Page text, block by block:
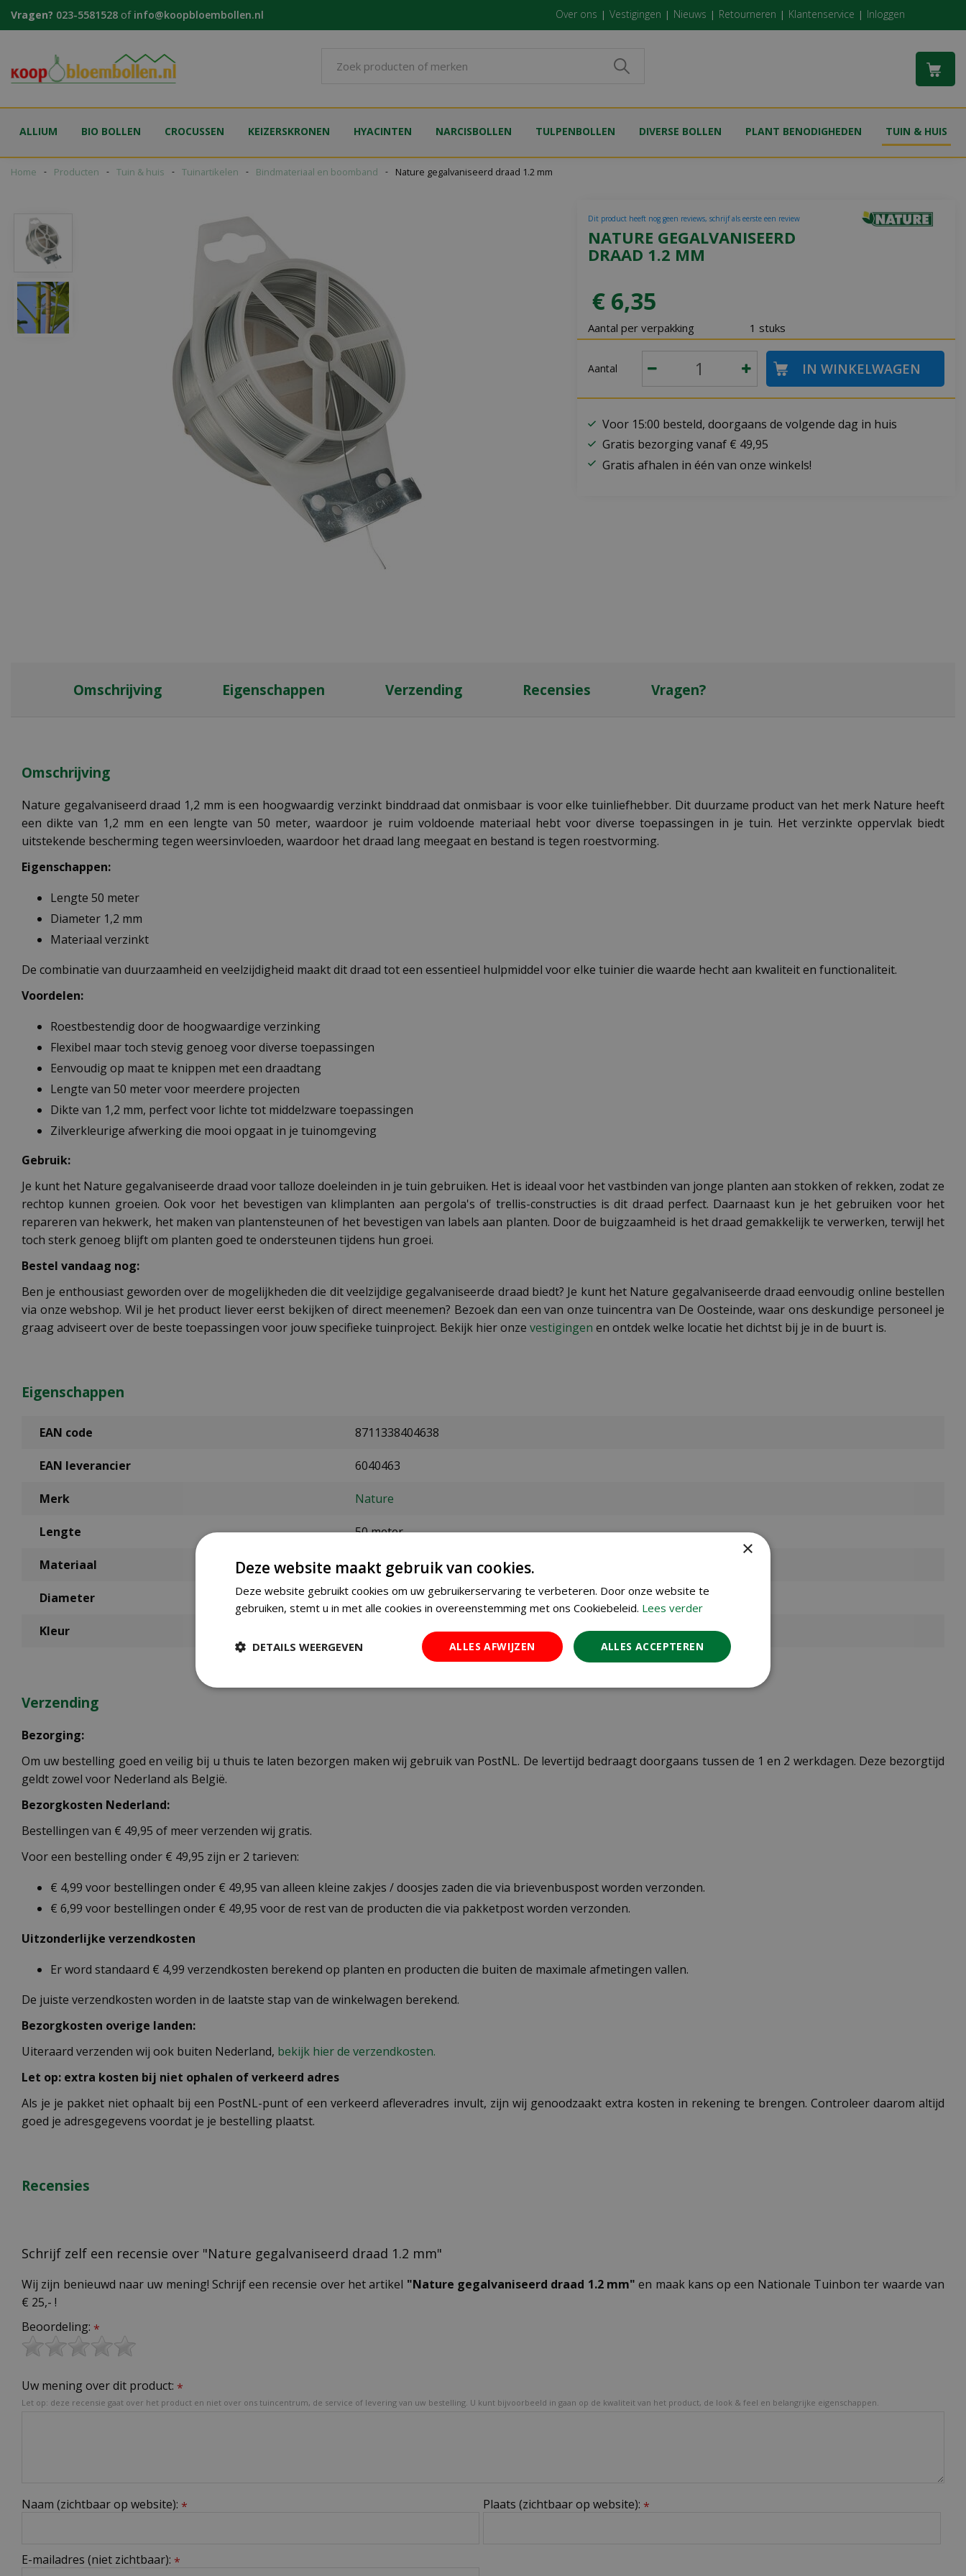
naar
Home Producten Tuin & huis Tuinartikelen Bindmateriaal en boomband Nature gegalvaniseerd draad 1.2 mm
Vragen? 023-5581528 of info@koopbloembollen.nl Over ons Vestigingen Nieuws Retourneren Klantenservice Inloggen
ALLIUM BIO BOLLEN CROCUSSEN KEIZERSKRONEN HYACINTEN NARCISBOLLEN TULPENBOLLEN DIVERSE BOLLEN PLANT BENODIGHEDEN TUIN & HUIS
NATURE GEGALVANISEERD
DRAAD 1.2 MM
Dit product heeft nog geen reviews, schrijf als eerste een review
€ 6,35
Aantal per verpakking 1 stuks
Aantal
Voor 15:00 besteld, doorgaans de volgende dag in huis
Gratis bezorging vanaf € 49,95
Gratis afhalen in één van onze winkels!
Omschrijving Eigenschappen Verzending Recensies Vragen?
Omschrijving
Nature gegalvaniseerd draad 1,2 mm is een hoogwaardig verzinkt binddraad dat onmisbaar is voor elke tuinliefhebber. Dit duurzame product van het merk Nature heeft
een dikte van 1,2 mm en een lengte van 50 meter, waardoor je ruim voldoende materiaal hebt voor diverse toepassingen in je tuin. Het verzinkte oppervlak biedt
uitstekende bescherming tegen weersinvloeden, waardoor het draad lang meegaat en bestand is tegen roestvorming.
Eigenschappen:
Lengte 50 meter
Diameter 1,2 mm
Materiaal verzinkt
De combinatie van duurzaamheid en veelzijdigheid maakt dit draad tot een essentieel hulpmiddel voor elke tuinier die waarde hecht aan kwaliteit en functionaliteit.
Voordelen:
Roestbestendig door de hoogwaardige verzinking
Flexibel maar toch stevig genoeg voor diverse toepassingen
Eenvoudig op maat te knippen met een draadtang
Lengte van 50 meter voor meerdere projecten
Dikte van 1,2 mm, perfect voor lichte tot middelzware toepassingen
Zilverkleurige afwerking die mooi opgaat in je tuinomgeving
Gebruik:
Je kunt het Nature gegalvaniseerde draad voor talloze doeleinden in je tuin gebruiken. Het is ideaal voor het vastbinden van jonge planten aan stokken of rekken, zodat ze
rechtop kunnen groeien. Ook voor het bevestigen van klimplanten aan pergola's of trellis-constructies is dit draad perfect. Daarnaast kun je het gebruiken voor het
repareren van hekwerk, het maken van plantensteunen of het bevestigen van labels aan planten. Door de buigzaamheid is het draad gemakkelijk te verwerken, terwijl het
toch sterk genoeg blijft om planten goed te ondersteunen tijdens hun groei.
Bestel vandaag nog:
Ben je enthousiast geworden over de mogelijkheden die dit veelzijdige gegalvaniseerde draad biedt? Je kunt het Nature gegalvaniseerde draad eenvoudig online bestellen
via onze webshop. Wil je het product liever eerst bekijken of direct meenemen? Bezoek dan een van onze tuincentra van De Oosteinde, waar ons deskundige personeel je
graag adviseert over de beste toepassingen voor jouw specifieke tuinproject. Bekijk hier onze vestigingen en ontdek welke locatie het dichtst bij je in de buurt is.
Eigenschappen
EAN code 8711338404638
EAN leverancier 6040463
Merk Nature
Lengte 50 meter
Materiaal verzinkt metaal
Diameter 1,2 mm
Kleur
Verzending
Bezorging:
Om uw bestelling goed en veilig bij u thuis te laten bezorgen maken wij gebruik van PostNL. De levertijd bedraagt doorgaans tussen de 1 en 2 werkdagen. Deze bezorgtijd
geldt zowel voor Nederland als België.
Bezorgkosten Nederland:
Bestellingen van € 49,95 of meer verzenden wij gratis.
Voor een bestelling onder € 49,95 zijn er 2 tarieven:
€ 4,99 voor bestellingen onder € 49,95 van alleen kleine zakjes / doosjes zaden die via brievenbuspost worden verzonden.
€ 6,99 voor bestellingen onder € 49,95 voor de rest van de producten die via pakketpost worden verzonden.
Uitzonderlijke verzendkosten
Er word standaard € 4,99 verzendkosten berekend op planten en producten die buiten de maximale afmetingen vallen.
De juiste verzendkosten worden in de laatste stap van de winkelwagen berekend.
Bezorgkosten overige landen:
Uiteraard verzenden wij ook buiten Nederland, bekijk hier de verzendkosten.
Let op: extra kosten bij niet ophalen of verkeerd adres
Als je je pakket niet ophaalt bij een PostNL-punt of een verkeerd afleveradres invult, zijn wij genoodzaakt extra kosten in rekening te brengen. Controleer daarom altijd
goed je adresgegevens voordat je je bestelling plaatst.
Recensies
Schrijf zelf een recensie over "Nature gegalvaniseerd draad 1.2 mm"
Wij zijn benieuwd naar uw mening! Schrijf een recensie over het artikel "Nature gegalvaniseerd draad 1.2 mm" en maak kans op een Nationale Tuinbon ter waarde van
€ 25,- !
Beoordeling: *
Uw mening over dit product: *
Let op: deze recensie gaat over het product en niet over ons tuincentrum, de service of levering van uw bestelling. U kunt bijvoorbeeld in gaan op de kwaliteit van het product, de look & feel en belangrijke eigenschappen.
Naam (zichtbaar op website): * Plaats (zichtbaar op website): *
E-mailadres (niet zichtbaar): *
×
Deze website maakt gebruik van cookies.
Deze website gebruikt cookies om uw gebruikerservaring te verbeteren. Door onze website te
gebruiken, stemt u in met alle cookies in overeenstemming met ons Cookiebeleid. Lees verder
ALLES ACCEPTEREN
ALLES AFWIJZEN
DETAILS WEERGEVEN